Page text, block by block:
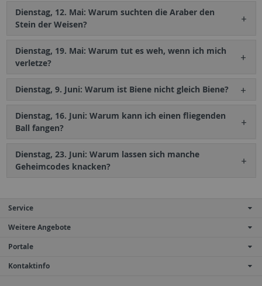
Dienstag, 12. Mai: Warum suchten die Araber den
Stein der Weisen?
Dienstag, 19. Mai: Warum tut es weh, wenn ich mich
verletze?
Dienstag, 9. Juni: Warum ist Biene nicht gleich Biene?
Dienstag, 16. Juni: Warum kann ich einen fliegenden
Ball fangen?
Dienstag, 23. Juni: Warum lassen sich manche
Geheimcodes knacken?
Service
Weitere Angebote
Portale
Kontaktinfo